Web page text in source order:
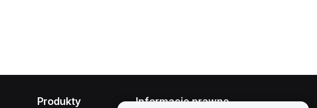
Produkty Informacje prawne